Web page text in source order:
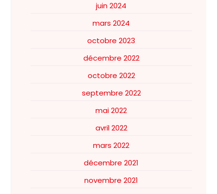
juin 2024
mars 2024
octobre 2023
décembre 2022
octobre 2022
septembre 2022
mai 2022
avril 2022
mars 2022
décembre 2021
novembre 2021